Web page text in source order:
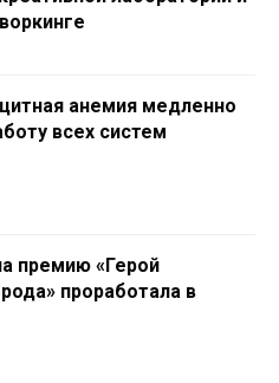
анемия медленно
всех систем
премию «Герой
проработала в